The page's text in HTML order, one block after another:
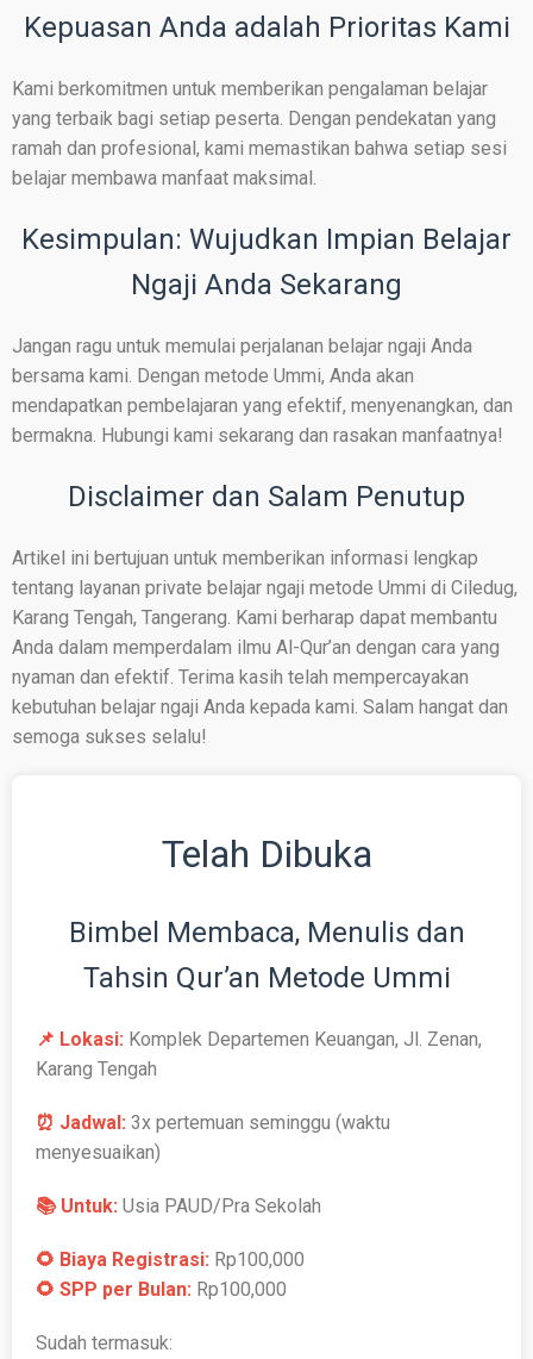
Kepuasan Anda adalah Prioritas Kami
Kami berkomitmen untuk memberikan pengalaman belajar
yang terbaik bagi setiap peserta. Dengan pendekatan yang
ramah dan profesional, kami memastikan bahwa setiap sesi
belajar membawa manfaat maksimal.
Kesimpulan: Wujudkan Impian Belajar
Ngaji Anda Sekarang
Jangan ragu untuk memulai perjalanan belajar ngaji Anda
bersama kami. Dengan metode Ummi, Anda akan
mendapatkan pembelajaran yang efektif, menyenangkan, dan
bermakna. Hubungi kami sekarang dan rasakan manfaatnya!
Disclaimer dan Salam Penutup
Artikel ini bertujuan untuk memberikan informasi lengkap
tentang layanan private belajar ngaji metode Ummi di Ciledug,
Karang Tengah, Tangerang. Kami berharap dapat membantu
Anda dalam memperdalam ilmu Al-Qur’an dengan cara yang
nyaman dan efektif. Terima kasih telah mempercayakan
kebutuhan belajar ngaji Anda kepada kami. Salam hangat dan
semoga sukses selalu!
Telah Dibuka
Bimbel Membaca, Menulis dan
Tahsin Qur’an Metode Ummi
📌 Lokasi: Komplek Departemen Keuangan, Jl. Zenan,
Karang Tengah
⏰ Jadwal: 3x pertemuan seminggu (waktu
menyesuaikan)
📚 Untuk: Usia PAUD/Pra Sekolah
🌻 Biaya Registrasi: Rp100,000
🌻 SPP per Bulan: Rp100,000
Sudah termasuk: